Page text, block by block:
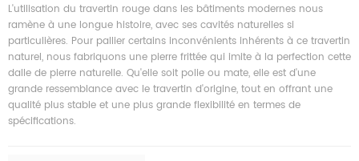
L'utilisation du travertin rouge dans les bâtiments modernes nous
ramène à une longue histoire, avec ses cavités naturelles si
particulières. Pour pallier certains inconvénients inhérents à ce travertin
naturel, nous fabriquons une pierre frittée qui imite à la perfection cette
dalle de pierre naturelle. Qu'elle soit polie ou mate, elle est d'une
grande ressemblance avec le travertin d'origine, tout en offrant une
qualité plus stable et une plus grande flexibilité en termes de
spécifications.